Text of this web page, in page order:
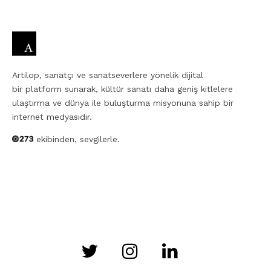
Artilop, sanatçı ve sanatseverlere yönelik dijital
bir platform sunarak, kültür sanatı daha geniş kitlelere
ulaştırma ve dünya ile buluşturma misyonuna sahip bir
internet medyasıdır.
ekibinden, sevgilerle.